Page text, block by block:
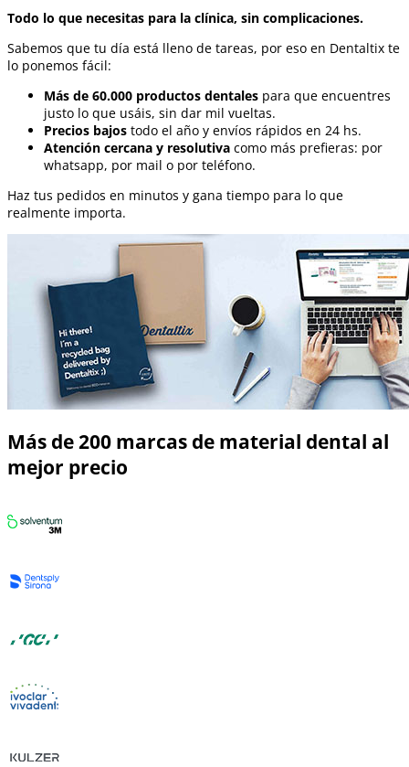
Todo lo que necesitas para la clínica, sin complicaciones.
Sabemos que tu día está lleno de tareas, por eso en Dentaltix te
lo ponemos fácil:
Más de 60.000 productos dentales para que encuentres
justo lo que usáis, sin dar mil vueltas.
Precios bajos todo el año y envíos rápidos en 24 hs.
Atención cercana y resolutiva como más prefieras: por
whatsapp, por mail o por teléfono.
Haz tus pedidos en minutos y gana tiempo para lo que
realmente importa.
Más de 200 marcas de material dental al
mejor precio